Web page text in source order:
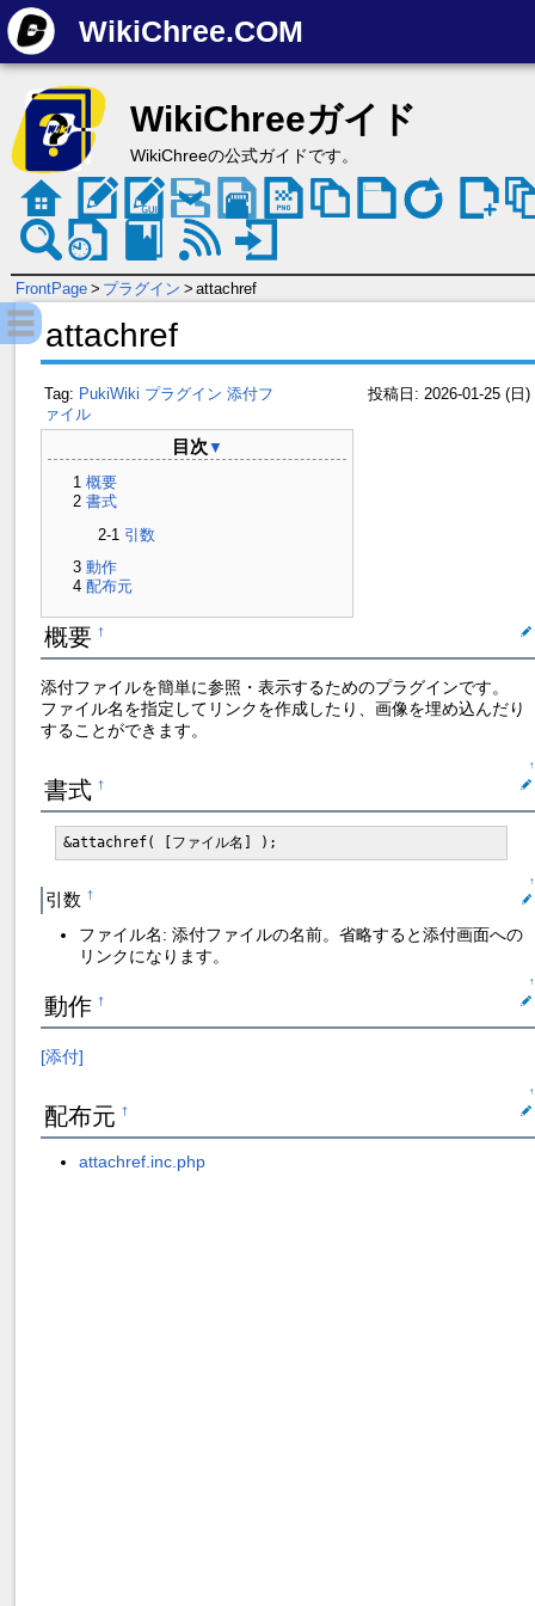
WikiChree.COM
WikiChreeガイド
WikiChreeの公式ガイドです。
FrontPage > プラグイン > attachref
attachref
Tag: PukiWiki プラグイン 添付フ
ァイル
投稿日: 2026-01-25 (日)
目次 ▼
概要
書式
引数
動作
配布元
概要 †
添付ファイルを簡単に参照・表示するためのプラグインです。
ファイル名を指定してリンクを作成したり、画像を埋め込んだり
することができます。
↑
書式 †
&attachref( [ファイル名] );
↑
引数 †
ファイル名: 添付ファイルの名前。省略すると添付画面への
リンクになります。
↑
動作 †
[添付]
↑
配布元 †
attachref.inc.php